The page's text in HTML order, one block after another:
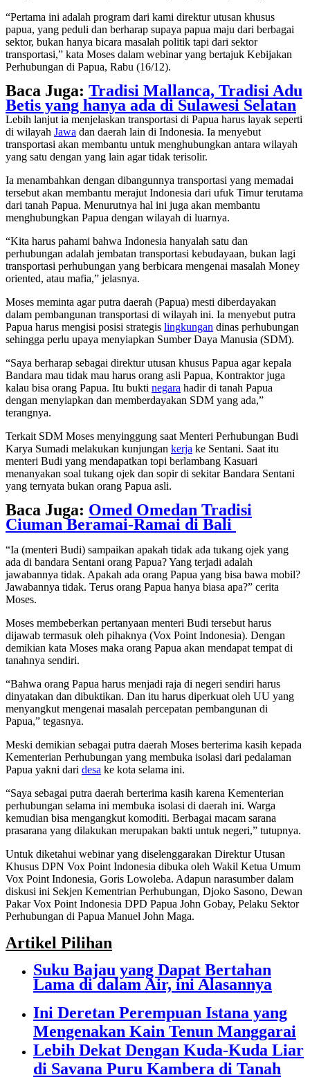
“Pertama ini adalah program dari kami direktur utusan khusus
papua, yang peduli dan berharap supaya papua maju dari berbagai
sektor, bukan hanya bicara masalah politik tapi dari sektor
transportasi,” kata Moses dalam webinar yang bertajuk Kebijakan
Perhubungan di Papua, Rabu (16/12).
Baca Juga: Tradisi Mallanca, Tradisi Adu
Betis yang hanya ada di Sulawesi Selatan
Lebih lanjut ia menjelaskan transportasi di Papua harus layak seperti
di wilayah Jawa dan daerah lain di Indonesia. Ia menyebut
transportasi akan membantu untuk menghubungkan antara wilayah
yang satu dengan yang lain agar tidak terisolir.
Ia menambahkan dengan dibangunnya transportasi yang memadai
tersebut akan membantu merajut Indonesia dari ufuk Timur terutama
dari tanah Papua. Menurutnya hal ini juga akan membantu
menghubungkan Papua dengan wilayah di luarnya.
“Kita harus pahami bahwa Indonesia hanyalah satu dan
perhubungan adalah jembatan transportasi kebudayaan, bukan lagi
transportasi perhubungan yang berbicara mengenai masalah Money
oriented, atau mafia,” jelasnya.
Moses meminta agar putra daerah (Papua) mesti diberdayakan
dalam pembangunan transportasi di wilayah ini. Ia menyebut putra
Papua harus mengisi posisi strategis lingkungan dinas perhubungan
sehingga perlu upaya menyiapkan Sumber Daya Manusia (SDM).
“Saya berharap sebagai direktur utusan khusus Papua agar kepala
Bandara mau tidak mau harus orang asli Papua, Kontraktor juga
kalau bisa orang Papua. Itu bukti negara hadir di tanah Papua
dengan menyiapkan dan memberdayakan SDM yang ada,”
terangnya.
Terkait SDM Moses menyinggung saat Menteri Perhubungan Budi
Karya Sumadi melakukan kunjungan kerja ke Sentani. Saat itu
menteri Budi yang mendapatkan topi berlambang Kasuari
menanyakan soal tukang ojek dan sopir di sekitar Bandara Sentani
yang ternyata bukan orang Papua asli.
Baca Juga: Omed Omedan Tradisi
Ciuman Beramai-Ramai di Bali
“Ia (menteri Budi) sampaikan apakah tidak ada tukang ojek yang
ada di bandara Sentani orang Papua? Yang terjadi adalah
jawabannya tidak. Apakah ada orang Papua yang bisa bawa mobil?
Jawabannya tidak. Terus orang Papua hanya biasa apa?” cerita
Moses.
Moses membeberkan pertanyaan menteri Budi tersebut harus
dijawab termasuk oleh pihaknya (Vox Point Indonesia). Dengan
demikian kata Moses maka orang Papua akan mendapat tempat di
tanahnya sendiri.
“Bahwa orang Papua harus menjadi raja di negeri sendiri harus
dinyatakan dan dibuktikan. Dan itu harus diperkuat oleh UU yang
menyangkut mengenai masalah percepatan pembangunan di
Papua,” tegasnya.
Meski demikian sebagai putra daerah Moses berterima kasih kepada
Kementerian Perhubungan yang membuka isolasi dari pedalaman
Papua yakni dari desa ke kota selama ini.
“Saya sebagai putra daerah berterima kasih karena Kementerian
perhubungan selama ini membuka isolasi di daerah ini. Warga
kemudian bisa mengangkut komoditi. Berbagai macam sarana
prasarana yang dilakukan merupakan bakti untuk negeri,” tutupnya.
Untuk diketahui webinar yang diselenggarakan Direktur Utusan
Khusus DPN Vox Point Indonesia dibuka oleh Wakil Ketua Umum
Vox Point Indonesia, Goris Lowoleba. Adapun narasumber dalam
diskusi ini Sekjen Kementrian Perhubungan, Djoko Sasono, Dewan
Pakar Vox Point Indonesia DPD Papua John Gobay, Pelaku Sektor
Perhubungan di Papua Manuel John Maga.
Artikel Pilihan
Suku Bajau yang Dapat Bertahan
Lama di dalam Air, ini Alasannya
Ini Deretan Perempuan Istana yang
Mengenakan Kain Tenun Manggarai
Lebih Dekat Dengan Kuda-Kuda Liar
di Savana Puru Kambera di Tanah